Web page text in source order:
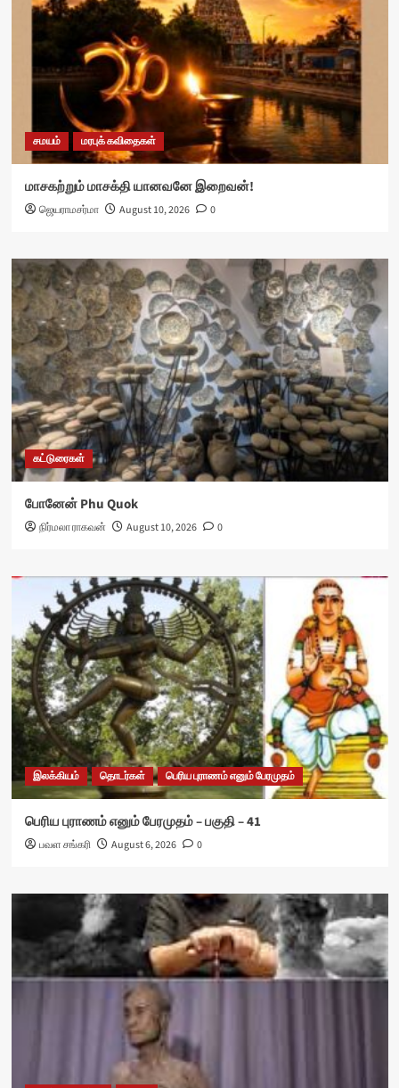
சமயம் மரபுக் கவிதைகள்
மாசகற்றும் மாசக்தி யானவனே இறைவன்!
ஜெயராமசர்மா August 10, 2026 0
கட்டுரைகள்
போனேன் Phu Quok
நிர்மலா ராகவன் August 10, 2026 0
இலக்கியம் தொடர்கள் பெரிய புராணம் எனும் பேரமுதம்
பெரிய புராணம் எனும் பேரமுதம் – பகுதி – 41
பவள சங்கரி August 6, 2026 0